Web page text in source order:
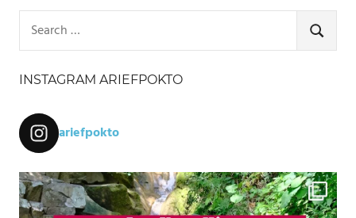
for:
SEARCH
INSTAGRAM ARIEFPOKTO
ariefpokto